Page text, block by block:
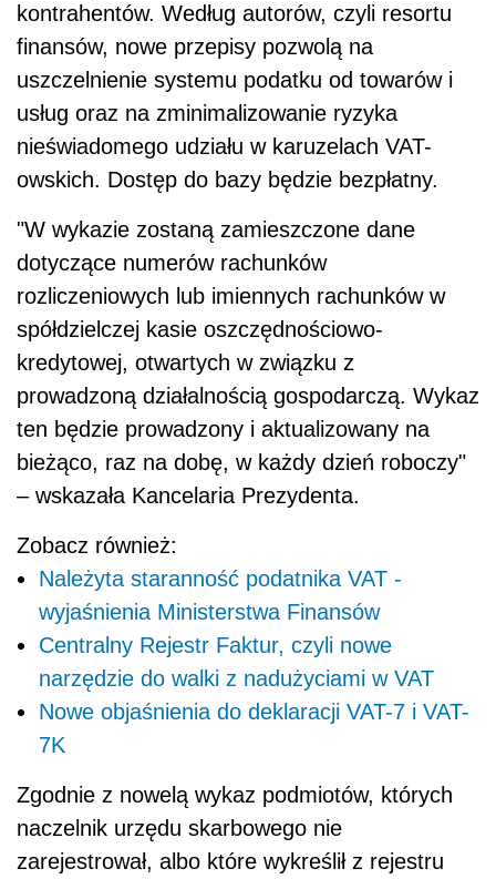
kontrahentów. Według autorów, czyli resortu
finansów, nowe przepisy pozwolą na
uszczelnienie systemu podatku od towarów i
usług oraz na zminimalizowanie ryzyka
nieświadomego udziału w karuzelach VAT-
owskich. Dostęp do bazy będzie bezpłatny.
"W wykazie zostaną zamieszczone dane
dotyczące numerów rachunków
rozliczeniowych lub imiennych rachunków w
spółdzielczej kasie oszczędnościowo-
kredytowej, otwartych w związku z
prowadzoną działalnością gospodarczą. Wykaz
ten będzie prowadzony i aktualizowany na
bieżąco, raz na dobę, w każdy dzień roboczy"
– wskazała Kancelaria Prezydenta.
Zobacz również:
Należyta staranność podatnika VAT -
wyjaśnienia Ministerstwa Finansów
Centralny Rejestr Faktur, czyli nowe
narzędzie do walki z nadużyciami w VAT
Nowe objaśnienia do deklaracji VAT-7 i VAT-
7K
Zgodnie z nowelą wykaz podmiotów, których
naczelnik urzędu skarbowego nie
zarejestrował, albo które wykreślił z rejestru